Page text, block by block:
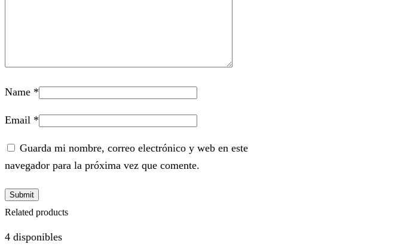
Name *
Email *
Guarda mi nombre, correo electrónico y web en este
navegador para la próxima vez que comente.
Related products
4 disponibles